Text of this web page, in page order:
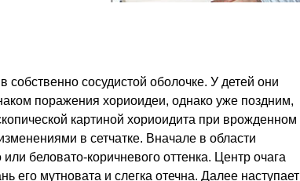
сосудистой оболочке. У детей они
поражения хориоидеи, однако уже поздним,
картиной хориоидита при врожденном
в сетчатке. Вначале в области
беловато-коричневого оттенка. Центр очага
его мутновата и слегка отечна. Далее наступает